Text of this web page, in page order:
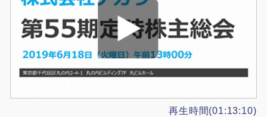
再生時間(01:13:10)